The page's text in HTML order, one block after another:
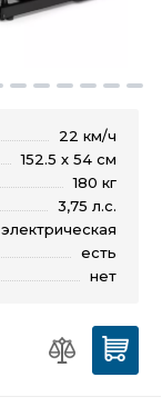
22 км/ч
152.5 х 54 см
180 кг
3,75 л.с.
электрическая
есть
нет